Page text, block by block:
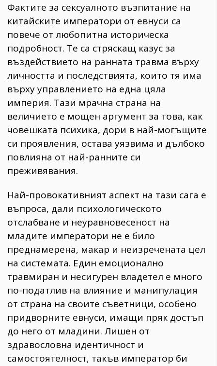
Фактите за сексуалното възпитание на
китайските императори от евнуси са
повече от любопитна историческа
подробност. Те са стряскащ казус за
въздействието на ранната травма върху
личността и последствията, които тя има
върху управлението на една цяла
империя. Тази мрачна страна на
величието е мощен аргумент за това, как
човешката психика, дори в най-могъщите
си проявления, остава уязвима и дълбоко
повлияна от най-ранните си
преживявания.
Най-провокативният аспект на тази сага е
въпроса, дали психологическото
отслабване и неуравновесеност на
младите императори не е било
преднамерена, макар и неизречената цел
на системата. Един емоционално
травмиран и несигурен владетел е много
по-податлив на влияние и манипулация
от страна на своите съветници, особено
придворните евнуси, имащи пряк достъп
до него от младини. Лишен от
здравословна идентичност и
самостоятелност, такъв император би